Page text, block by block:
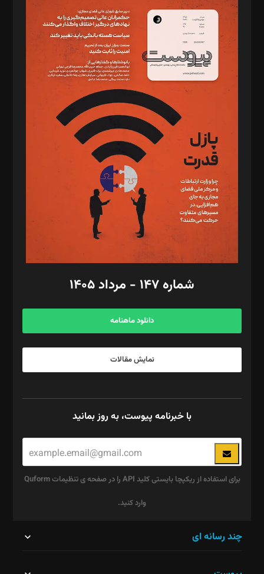
سردبیر: مهرک محمودی
دبیر تحریریه: میثم قاسمی
د‌بیر ناداستان: سمانه سمیع
د‌بیر خدمت و تجارت: ابوالفضل رجبی
د‌بیر حقوق فناوری: حسام‌الدین ایپکچی
د‌بیر پیوست جهان: مینا پاکدل
د‌بیر تحریریه آنلاین: بابک نقاش
تحریریه‌: مجتبی محمود‌ی، آرش برهمند، یسنا امان‌پور، سروش کرمیان،
مصطفی مسجدی آرانی، ابوالفضل رجبی، زهرا فکرانه، فائزه فتحی
رستمی،مصطفی باستان
ویرایش: نگار استاد‌‌آقا
طراح یونیفرم: مجید توکلی
فیلمبرداری و عکاسی: امیر شفیعی، مانی لطفی زاده
گرافیک و صفحه‌آرایی: سید‌سبحان‌علی ثابت
مد‌یر توسعه تجاری: کامبیز برید‌
امور مالی: شاپور رهبری، محمد‌ کاظمی‌نیا
آگهی و مشترکین: ۰۹۱۹۹۹۹۰۴۵۴
شماره ۱۴۷ - مرداد ۱۴۰۵
دانلود ماهنامه
نمایش مقالات
با خبرنامه پیوست، به روز بمانید
برای استفاده از ریکپچا بایستی کلید API را در صفحه ی تنظیمات Quform
وارد کنید.
چند رسانه ای